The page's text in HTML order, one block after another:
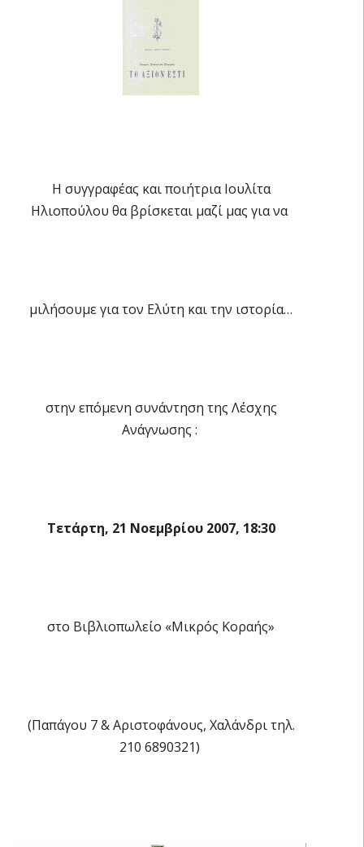
Η συγγραφέας και ποιήτρια Ιουλίτα
Ηλιοπούλου θα βρίσκεται μαζί μας για να
μιλήσουμε για τον Ελύτη και την ιστορία…
στην επόμενη συνάντηση της Λέσχης
Ανάγνωσης :
Τετάρτη, 21 Νοεμβρίου 2007, 18:30
στο Βιβλιοπωλείο «Μικρός Κοραής»
(Παπάγου 7 & Αριστοφάνους, Χαλάνδρι τηλ.
210 6890321)